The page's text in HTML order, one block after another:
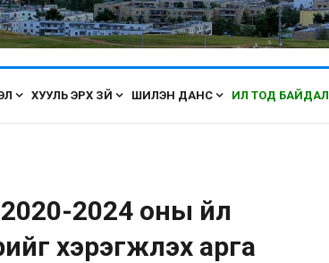
ХУУЛЬ ЭРХ ЗҮЙ ШИЛЭН ДАНС ИЛ ТОД БАЙДАЛ
2024 оны үйл
хэрэгжүүлэх арга